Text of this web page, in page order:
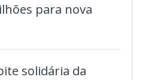
para nova
solidária da